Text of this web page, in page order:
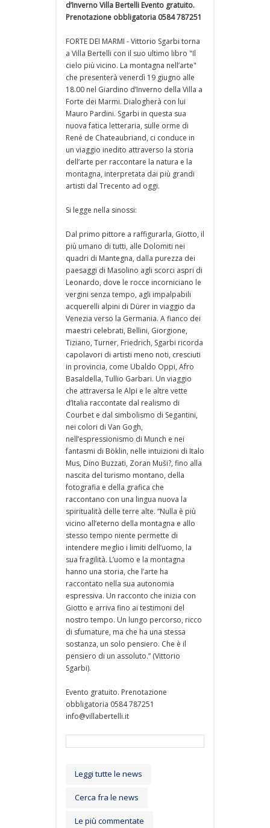
d’Inverno Villa Bertelli Evento gratuito.
Prenotazione obbligatoria 0584 787251
FORTE DEI MARMI - Vittorio Sgarbi torna
a Villa Bertelli con il suo ultimo libro "Il
cielo più vicino. La montagna nell’arte"
che presenterà venerdì 19 giugno alle
18.00 nel Giardino d’Inverno della Villa a
Forte dei Marmi. Dialogherà con lui
Mauro Pardini. Sgarbi in questa sua
nuova fatica letteraria, sulle orme di
René de Chateaubriand, ci conduce in
un viaggio inedito attraverso la storia
dell’arte per raccontare la natura e la
montagna, interpretata dai più grandi
artisti dal Trecento ad oggi.
Si legge nella sinossi:
Dal primo pittore a raffigurarla, Giotto, il
più umano di tutti, alle Dolomiti nei
quadri di Mantegna, dalla purezza dei
paesaggi di Masolino agli scorci aspri di
Leonardo, dove le rocce incorniciano le
vergini senza tempo, agli impalpabili
acquerelli alpini di Dürer in viaggio da
Venezia verso la Germania. A fianco dei
maestri celebrati, Bellini, Giorgione,
Tiziano, Turner, Friedrich, Sgarbi ricorda
capolavori di artisti meno noti, cresciuti
in provincia, come Ubaldo Oppi, Afro
Basaldella, Tullio Garbari. Un viaggio
che attraversa le Alpi e le altre vette
d’Italia raccontate dal realismo di
Courbet e dal simbolismo di Segantini,
nei colori di Van Gogh,
nell’espressionismo di Munch e nei
fantasmi di Böklin, nelle intuizioni di Italo
Mus, Dino Buzzati, Zoran Muši?, fino alla
nascita del turismo montano, della
fotografia e della grafica che
raccontano con una lingua nuova la
spiritualità delle terre alte. “Nulla è più
vicino all’eterno della montagna e allo
stesso tempo niente permette di
intendere meglio i limiti dell’uomo, la
sua fragilità. L’uomo e la montagna
hanno una storia, che l’arte ha
raccontato nella sua autonomia
espressiva. Un racconto che inizia con
Giotto e arriva fino ai testimoni del
nostro tempo. Un lungo percorso, ricco
di sfumature, ma che ha una stessa
sostanza, un solo pensiero. Che è il
pensiero di un assoluto.” (Vittorio
Sgarbi).
Evento gratuito. Prenotazione
obbligatoria 0584 787251
info@villabertelli.it
Leggi tutte le news
Cerca fra le news
Le più commentate